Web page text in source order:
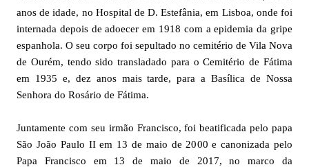
anos de idade, no Hospital de D. Estefânia, em Lisboa, onde foi
internada depois de adoecer em 1918 com a epidemia da gripe
espanhola. O seu corpo foi sepultado no cemitério de Vila Nova
de Ourém, tendo sido transladado para o Cemitério de Fátima
em 1935 e, dez anos mais tarde, para a Basílica de Nossa
Senhora do Rosário de Fátima.
Juntamente com seu irmão Francisco, foi beatificada pelo papa
São João Paulo II em 13 de maio de 2000 e canonizada pelo
Papa Francisco em 13 de maio de 2017, no marco da